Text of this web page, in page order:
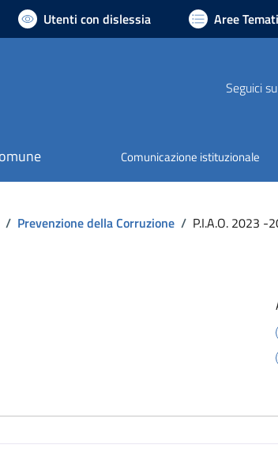
Utenti con dislessia Aree
Seguici su
Comunicazione istituzionale
/ Prevenzione della Corruzione / P.I.A.O. 2023 -